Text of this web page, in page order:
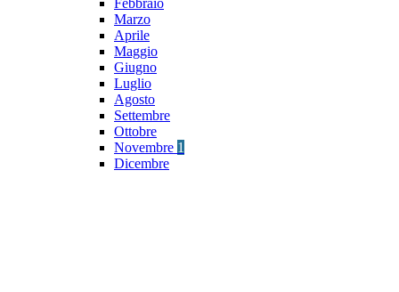
Febbraio
Marzo
Aprile
Maggio
Giugno
Luglio
Agosto
Settembre
Ottobre
Novembre 1
Dicembre